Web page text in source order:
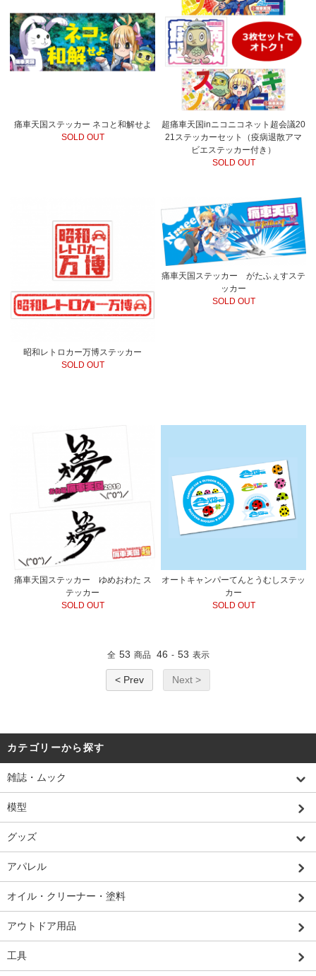
痛車天国ステッカー ネコと和解せよ
SOLD OUT
超痛車天国inニコニコネット超会議20
21ステッカーセット（疫病退散アマ
ビエステッカー付き）
SOLD OUT
昭和レトロカー万博ステッカー
SOLD OUT
痛車天国ステッカー がたふぇすステ
ッカー
SOLD OUT
痛車天国ステッカー ゆめおわた ス
テッカー
SOLD OUT
オートキャンパーてんとうむしステッ
カー
SOLD OUT
全 53 商品 46 - 53 表示
< Prev Next >
カテゴリーから探す
雑誌・ムック
模型
グッズ
アパレル
オイル・クリーナー・塗料
アウトドア用品
工具